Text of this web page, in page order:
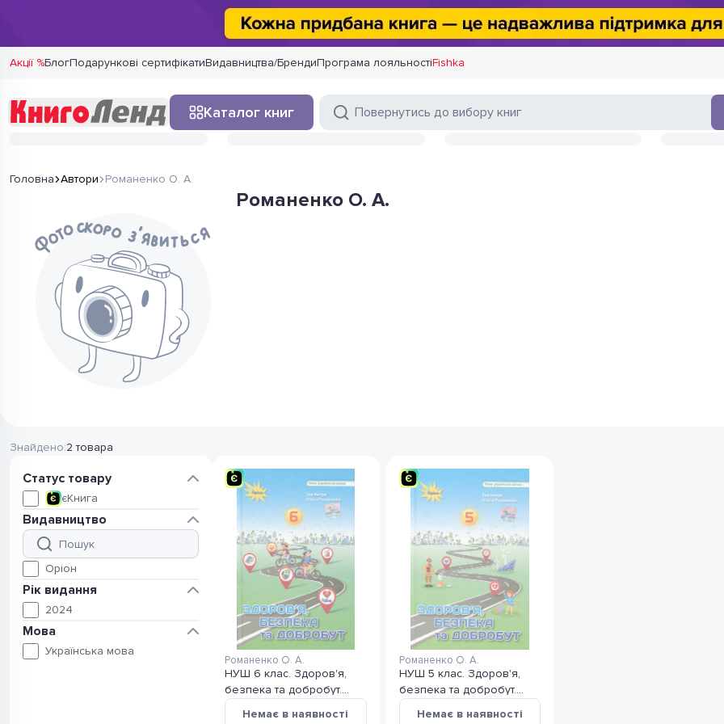
Акції %БлогПодарункові сертифікатиВидавництва/БрендиПрограма лояльностіFishka
Каталог книг
Головна Автори Романенко О. А.
Романенко О. А.
Знайдено:2 товара
Статус товару
єКнига
Видавництво
Оріон
Рік видання
2024
Мова
Українська мова
Романенко О. А.
НУШ 6 клас. Здоров'я,
безпека та добробут.
Підручник. Хитра З.
Немає в наявності
Романенко О. А.
НУШ 5 клас. Здоров'я,
безпека та добробут.
Підручник. Хитра З.
Немає в наявності